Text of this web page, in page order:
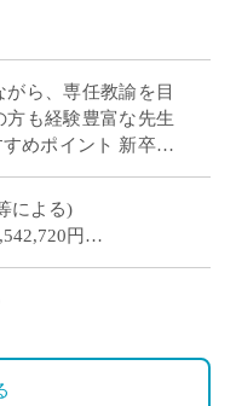
ら、専任教諭を目
も経験豊富な先生
めポイント 新卒・
スあり 京 […]
による)
円
～34,200円/月)
労災保険